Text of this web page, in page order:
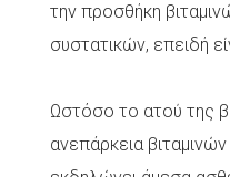
την προσθήκη
συστατικών, επειδή
Ωστόσο το ατού της
ανεπάρκεια